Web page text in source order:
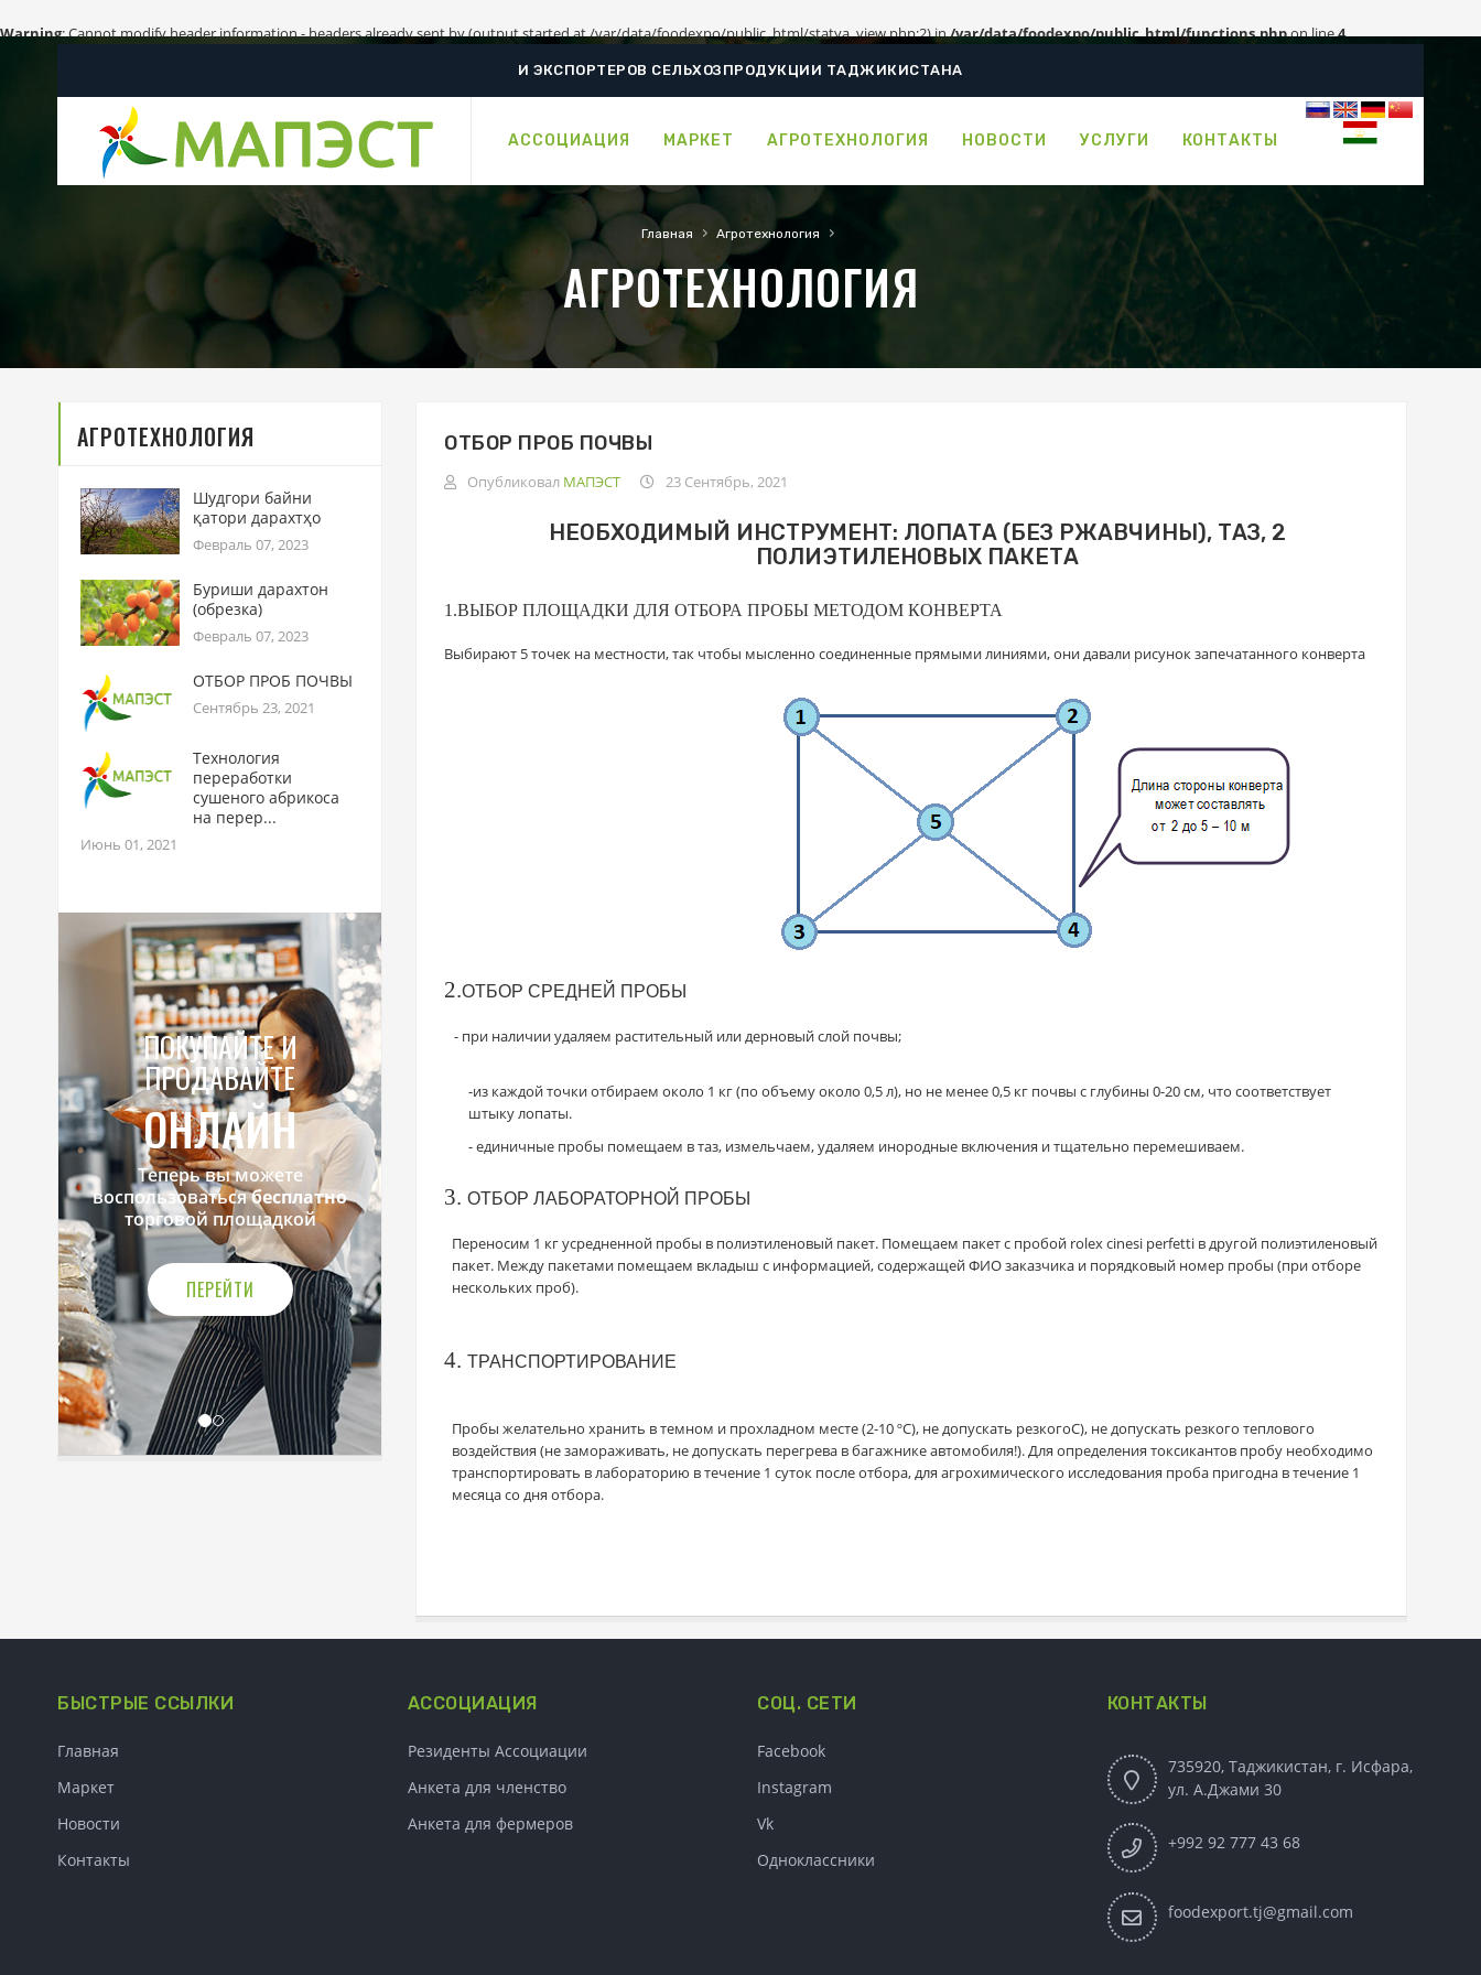
Warning: Cannot modify header information - headers already sent by (output started at /var/data/foodexpo/public_html/statya_view.php:2) in/var/data/foodexpo/public_html/functions.phpon line4
И ЭКСПОРТЕРОВ СЕЛЬХОЗПРОДУКЦИИ ТАДЖИКИСТАНА
АССОЦИАЦИЯ МАРКЕТ АГРОТЕХНОЛОГИЯ НОВОСТИ УСЛУГИ КОНТАКТЫ
Главная › Агротехнология ›
АГРОТЕХНОЛОГИЯ
ОТБОР ПРОБ ПОЧВЫ
Опубликовал МАПЭCТ 23 Сентябрь, 2021
НЕОБХОДИМЫЙ ИНСТРУМЕНТ: ЛОПАТА (БЕЗ РЖАВЧИНЫ), ТАЗ, 2
ПОЛИЭТИЛЕНОВЫХ ПАКЕТА
1.ВЫБОР ПЛОЩАДКИ ДЛЯ ОТБОРА ПРОБЫ МЕТОДОМ КОНВЕРТА
Выбирают 5 точек на местности, так чтобы мысленно соединенные прямыми линиями, они давали рисунок запечатанного конверта
2.ОТБОР СРЕДНЕЙ ПРОБЫ
- при наличии удаляем растительный или дерновый слой почвы;
-из каждой точки отбираем около 1 кг (по объему около 0,5 л), но не менее 0,5 кг почвы с глубины 0-20 см, что соответствует
штыку лопаты.
- единичные пробы помещаем в таз, измельчаем, удаляем инородные включения и тщательно перемешиваем.
3. ОТБОР ЛАБОРАТОРНОЙ ПРОБЫ
Переносим 1 кг усредненной пробы в полиэтиленовый пакет. Помещаем пакет с пробой rolex cinesi perfettiв другой полиэтиленовый
пакет. Между пакетами помещаем вкладыш с информацией, содержащей ФИО заказчика и порядковый номер пробы (при отборе
нескольких проб).
4. ТРАНСПОРТИРОВАНИЕ
Пробы желательно хранить в темном и прохладном месте (2-10 ºС), не допускать резкогоС), не допускать резкого теплового
воздействия (не замораживать, не допускать перегрева в багажнике автомобиля!). Для определения токсикантов пробу необходимо
транспортировать в лабораторию в течение 1 суток после отбора, для агрохимического исследования проба пригодна в течение 1
месяца со дня отбора.
АГРОТЕХНОЛОГИЯ
Шудгори байни
қатори дарахтҳо
Февраль 07, 2023
Буриши дарахтон
(обрезка)
Февраль 07, 2023
ОТБОР ПРОБ ПОЧВЫ
Сентябрь 23, 2021
Технология
переработки
сушеного абрикоса
на перер...
Июнь 01, 2021
ПОКУПАЙТЕ И
ПРОДАВАЙТЕ
ОНЛАЙН
Теперь вы можете
воспользоватьсябесплатно
торговой площадкой
ПЕРЕЙТИ
БЫСТРЫЕ ССЫЛКИ
Главная
Маркет
Новости
Контакты
АССОЦИАЦИЯ
Резиденты Ассоциации
Анкета для членство
Анкета для фермеров
СОЦ. СЕТИ
Facebook
Instagram
Vk
Одноклассники
КОНТАКТЫ
735920, Таджикистан, г. Исфара,
ул. А.Джами 30
+992 92 777 43 68
foodexport.tj@gmail.com